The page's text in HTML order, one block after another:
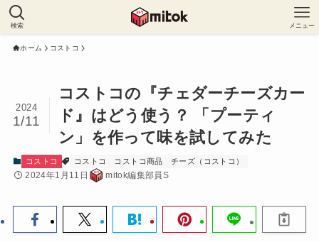
検索 メニュー
ホーム コストコ
コストコの『チェダーチーズカー
ド』はどう使う？ 「プーティ
ン」を作って味を試してみた
2024
1/11
コストコ コストコ コストコ商品 チーズ（コストコ）
2024年1月11日 mitok編集部員S